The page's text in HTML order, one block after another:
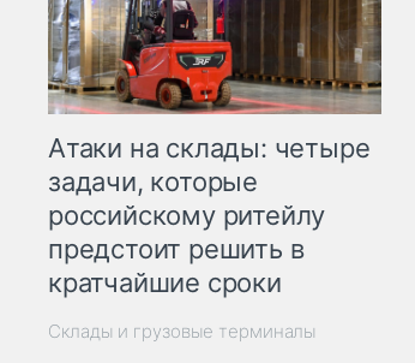
Атаки на склады: четыре
задачи, которые
российскому ритейлу
предстоит решить в
кратчайшие сроки
Склады и грузовые терминалы